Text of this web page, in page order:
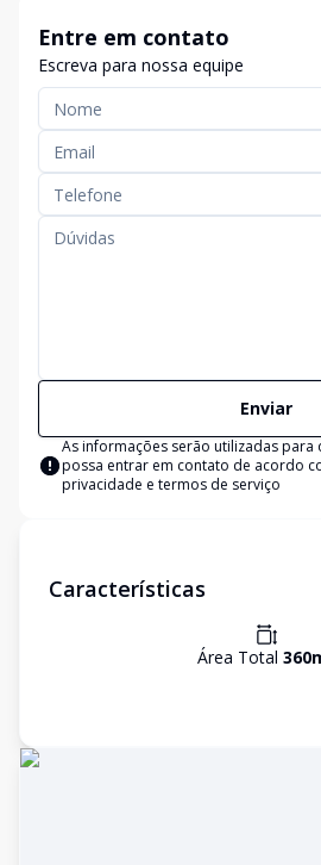
Entre em contato
Escreva para nossa equipe
Enviar
As informações serão utilizadas para
possa entrar em contato de acordo
privacidade e termos de serviço
Características
Área Total 360